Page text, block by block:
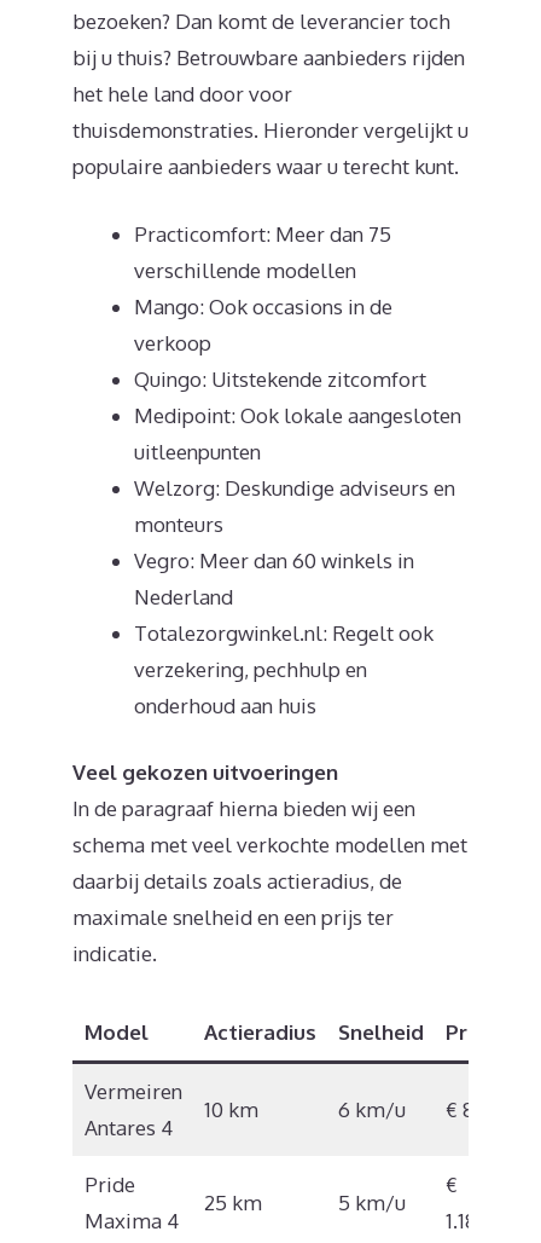
bezoeken? Dan komt de leverancier toch
bij u thuis? Betrouwbare aanbieders rijden
het hele land door voor
thuisdemonstraties. Hieronder vergelijkt u
populaire aanbieders waar u terecht kunt.
Practicomfort: Meer dan 75
verschillende modellen
Mango: Ook occasions in de
verkoop
Quingo: Uitstekende zitcomfort
Medipoint: Ook lokale aangesloten
uitleenpunten
Welzorg: Deskundige adviseurs en
monteurs
Vegro: Meer dan 60 winkels in
Nederland
Totalezorgwinkel.nl: Regelt ook
verzekering, pechhulp en
onderhoud aan huis
Veel gekozen uitvoeringen
In de paragraaf hierna bieden wij een
schema met veel verkochte modellen met
daarbij details zoals actieradius, de
maximale snelheid en een prijs ter
indicatie.
Model Actieradius Snelheid Prijs
Vermeiren
Antares 4
10 km 6 km/u € 893
Pride
Maxima 4
25 km 5 km/u
€
1.180